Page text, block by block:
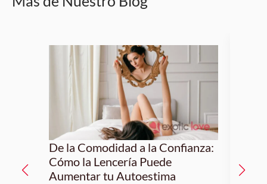
De la Comodidad a la Confianza:
Cómo la Lencería Puede
Aumentar tu Autoestima